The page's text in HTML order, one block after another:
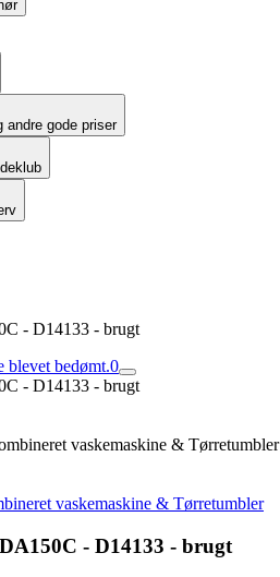
andre gode priser
- D14133 - brugt
blevet bedømt.0
- D14133 - brugt
vaskemaskine & Tørretumbler
vaskemaskine & Tørretumbler
- D14133 - brugt